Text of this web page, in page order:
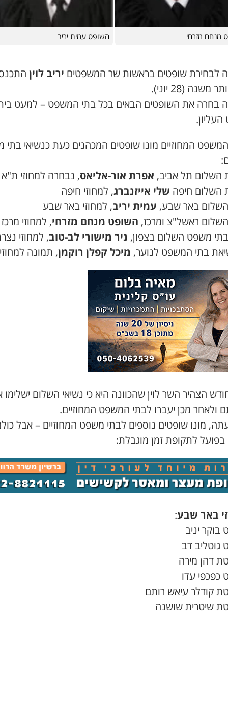
מנחם מזרחי השופט עמית יריב
לבחירת שופטים בראשות שר המשפטים יריב לוין
משנה (28 יוני).
בחרה את השופטים הבאים בכל בתי המשפט – למעט
המחוזיים מונו שופטים המכהנים כעת כנשיאי
השלום תל אביב, אפרת אור-אליאס, נבחרה למחוזי ת"א
השלום חיפה שלי אייזנברג, למחוזי חיפה
באר שבע, עמית יריב, למחוזי באר שבע
ראשל"צ ומרכז, השופט מנחם מזרחי, למחוזי מרכז
משפט השלום בצפון, ניר מישורי לב-טוב, למחוזי
בתי המשפט לנוער, מיכל קפלן רוקמן, תמונה
הצהיר השר לוין שהכוונה היא כי נשיאי השלום
ולאחר מכן יעברו לבתי המשפט המחוזיים.
מונו שופטים נוספים לבתי משפט המחוזיים – אבל
בפועל לתקופת זמן מוגבלת:
באר שבע:
בוקר יניב
גוטליב דב
דהן מירה
כפכפי עדו
קודלר עיאש רותם
שיטרית שושנה